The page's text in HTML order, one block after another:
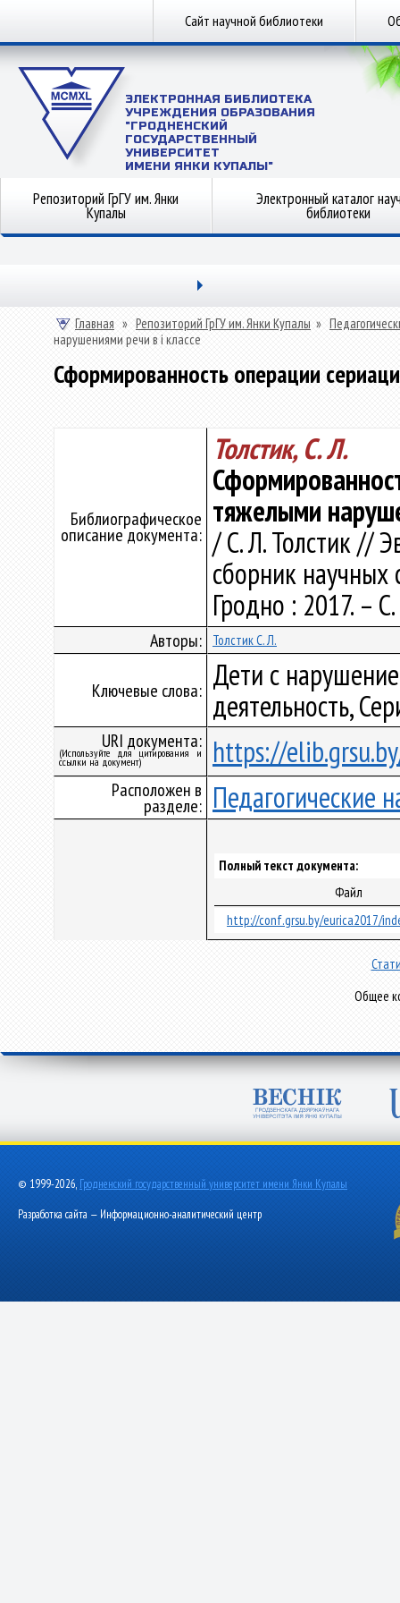
Сайт научной библиотеки
ЭЛЕКТРОННАЯ БИБЛИОТЕКА
УЧРЕЖДЕНИЯ ОБРАЗОВАНИЯ
"ГРОДНЕНСКИЙ
ГОСУДАРСТВЕННЫЙ
УНИВЕРСИТЕТ
ИМЕНИ ЯНКИ КУПАЛЫ"
Репозиторий ГрГУ им. Янки
Купалы
Электронный каталог
библиотеки
Главная » Репозиторий ГрГУ им. Янки Купалы »
нарушениями речи в i классе
Сформированность операции
Библиографическое
описание документа:
Толстик, С. Л.
тяжелыми
/ С. Л. Толстик //
сборник научных
Гродно : 2017. –
Авторы: Толстик С. Л.
Ключевые слова: Дети с
деятельность,
URI документа:
(Используйте для цитирования и
ссылки на документ) https://
Расположен в
разделе: Педагогические
Полный текст документа:
Файл
http://conf.grsu.by/eurica2017/
Общее
© 1999-2026, Гродненский государственный университет имени Янки Купалы
Разработка сайта — Информационно-аналитический центр